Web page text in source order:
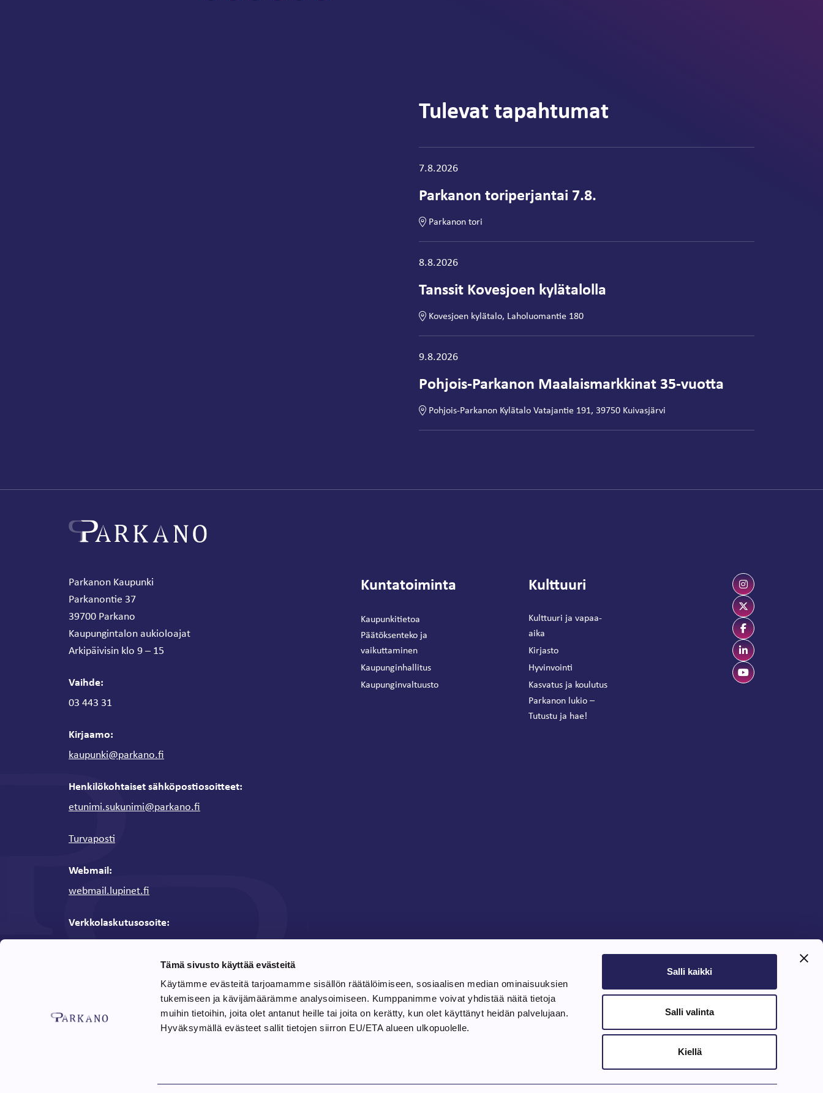
Tämä sivusto käyttää evästeitä
Käytämme evästeitä tarjoamamme sisällön räätälöimiseen, sosiaalisen median ominaisuuksien
tukemiseen ja kävijämäärämme analysoimiseen. Kumppanimme voivat yhdistää näitä tietoja
muihin tietoihin, joita olet antanut heille tai joita on kerätty, kun olet käyttänyt heidän palvelujaan.
Hyväksymällä evästeet sallit tietojen siirron EU/ETA alueen ulkopuolelle.
Salli kaikki
Salli valinta
Kiellä
Tulevat tapahtumat
Tapahtuma alkaa:
7.8.2026
Parkanon toriperjantai 7.8.
Parkanon tori
Tapahtuma alkaa:
8.8.2026
Tanssit Kovesjoen kylätalolla
Kovesjoen kylätalo, Laholuomantie 180
Tapahtuma alkaa:
9.8.2026
Pohjois-Parkanon Maalaismarkkinat 35-vuotta
Pohjois-Parkanon Kylätalo Vatajantie 191, 39750 Kuivasjärvi
Parkanon Kaupunki
Parkanontie 37
39700 Parkano
Kaupungintalon aukioloajat
Arkipäivisin klo 9 – 15
Vaihde:
03 443 31
Kirjaamo:
kaupunki@parkano.fi
Henkilökohtaiset sähköpostiosoitteet:
etunimi.sukunimi@parkano.fi
Turvaposti
Webmail:
webmail.lupinet.fi
Verkkolaskutusosoite:
Y-tunnus: 0136311-0
OVT-tunnus / Verkkolaskuosoite:003701363110
Verkkolaskuoperaattori: CGI
003703575029
Laskutusohjeet
Kuntatoiminta
Kaupunkitietoa
Päätöksenteko ja
vaikuttaminen
Kaupunginhallitus
Kaupunginvaltuusto
Kulttuuri
Kulttuuri ja vapaa-
aika
Kirjasto
Hyvinvointi
Kasvatus ja koulutus
Parkanon lukio –
Tutustu ja hae!